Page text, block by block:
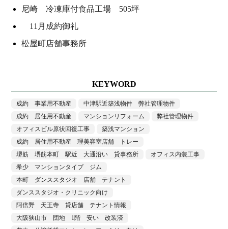
尼崎 冷凍庫付食品工場 505坪
11月成約御礼
松屋町店舗事務所
KEYWORD
成約 事業用不動産
中津駅近築浅物件 弊社管理物件
成約 居住用不動産
マンションリフォーム
弊社管理物件
オフィスビル原状回復工事
築浅マンション
成約 居住用不動産 理美容室店舗 トレー
堺筋 堺筋本町 駅近 大通沿い 貸事務所
オフィス内装工事
希少 マンションタイプ ジム
本町 ダンススタジオ 店舗 テナント
ダンススタジオ・クリニック向け
阿倍野 天王寺 貸店舗 テナント情報
大阪狭山市 団地 1階 安い 改装済